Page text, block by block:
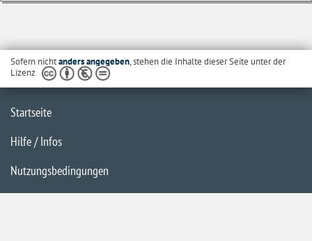
Sofern nichtanders angegeben, stehen die Inhalte dieser Seite unter der
Lizenz
Startseite
Hilfe / Infos
Nutzungsbedingungen